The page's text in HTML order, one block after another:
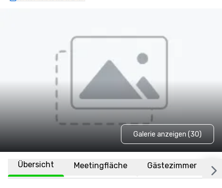
Galerie anzeigen (30)
Übersicht Meetingfläche Gästezimmer